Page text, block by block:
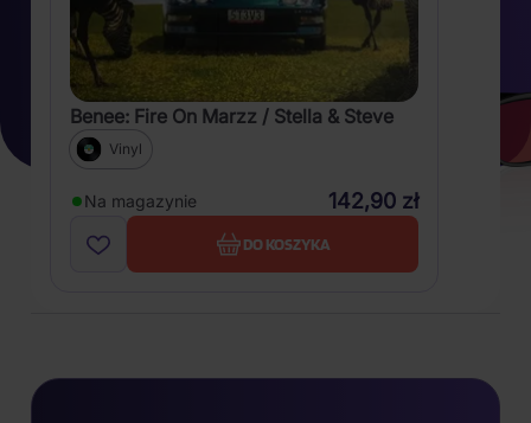
Benee: Fire On Marzz / Stella & Steve
Vinyl
Na magazynie 142,90 zł
DO KOSZYKA